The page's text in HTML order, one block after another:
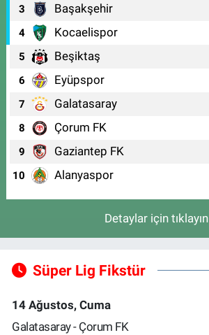
3 Başakşehir
4 Kocaelispor
5 Beşiktaş
6 Eyüpspor
7 Galatasaray
8 Çorum FK
9 Gaziantep FK
10 Alanyaspor
Detaylar için tıklayın
Süper Lig Fikstür
14 Ağustos, Cuma
Galatasaray - Çorum FK